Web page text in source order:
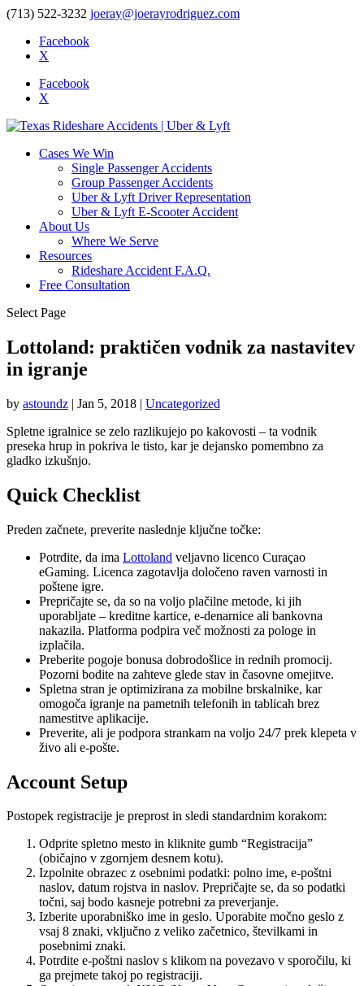
(713) 522-3232 joeray@joerayrodriguez.com
Facebook
X
Facebook
X
Cases We Win
Single Passenger Accidents
Group Passenger Accidents
Uber & Lyft Driver Representation
Uber & Lyft E-Scooter Accident
About Us
Where We Serve
Resources
Rideshare Accident F.A.Q.
Free Consultation
Select Page
Lottoland: praktičen vodnik za nastavitev
in igranje
by astoundz | Jan 5, 2018 | Uncategorized
Spletne igralnice se zelo razlikujejo po kakovosti – ta vodnik
preseka hrup in pokriva le tisto, kar je dejansko pomembno za
gladko izkušnjo.
Quick Checklist
Preden začnete, preverite naslednje ključne točke:
Potrdite, da ima Lottoland veljavno licenco Curaçao
eGaming. Licenca zagotavlja določeno raven varnosti in
poštene igre.
Prepričajte se, da so na voljo plačilne metode, ki jih
uporabljate – kreditne kartice, e-denarnice ali bankovna
nakazila. Platforma podpira več možnosti za pologe in
izplačila.
Preberite pogoje bonusa dobrodošlice in rednih promocij.
Pozorni bodite na zahteve glede stav in časovne omejitve.
Spletna stran je optimizirana za mobilne brskalnike, kar
omogoča igranje na pametnih telefonih in tablicah brez
namestitve aplikacije.
Preverite, ali je podpora strankam na voljo 24/7 prek klepeta v
živo ali e-pošte.
Account Setup
Postopek registracije je preprost in sledi standardnim korakom:
Odprite spletno mesto in kliknite gumb “Registracija”
(običajno v zgornjem desnem kotu).
Izpolnite obrazec z osebnimi podatki: polno ime, e-poštni
naslov, datum rojstva in naslov. Prepričajte se, da so podatki
točni, saj bodo kasneje potrebni za preverjanje.
Izberite uporabniško ime in geslo. Uporabite močno geslo z
vsaj 8 znaki, vključno z veliko začetnico, številkami in
posebnimi znaki.
Potrdite e-poštni naslov s klikom na povezavo v sporočilu, ki
ga prejmete takoj po registraciji.